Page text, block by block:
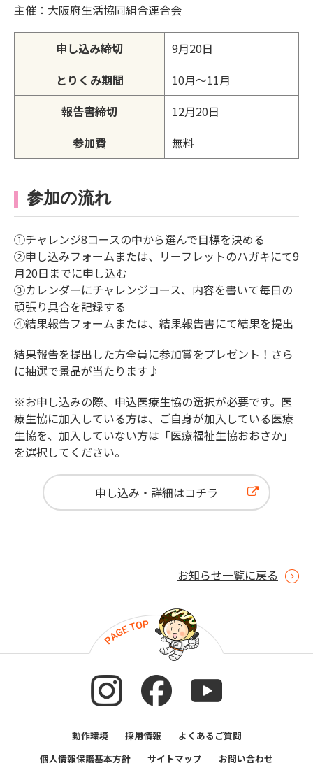
主催：大阪府生活協同組合連合会
申し込み締切
9月20日
とりくみ期間
10月～11月
報告書締切
12月20日
参加費
無料
参加の流れ
①チャレンジ8コースの中から選んで目標を決める
②申し込みフォームまたは、リーフレットのハガキにて9
月20日までに申し込む
③カレンダーにチャレンジコース、内容を書いて毎日の
頑張り具合を記録する
④結果報告フォームまたは、結果報告書にて結果を提出
結果報告を提出した方全員に参加賞をプレゼント！さら
に抽選で景品が当たります♪
※お申し込みの際、申込医療生協の選択が必要です。医
療生協に加入している方は、ご自身が加入している医療
生協を、加入していない方は「医療福祉生協おおさか」
を選択してください。
申し込み・詳細はコチラ
お知らせ一覧に戻る
動作環境 採用情報
よくあるご質問
個人情報保護基本方針
サイトマップ お問い合わせ